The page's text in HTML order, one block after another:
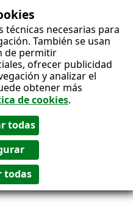
técnicas necesarias para
También se usan
de permitir
ofrecer publicidad
y analizar el
obtener más
de cookies.